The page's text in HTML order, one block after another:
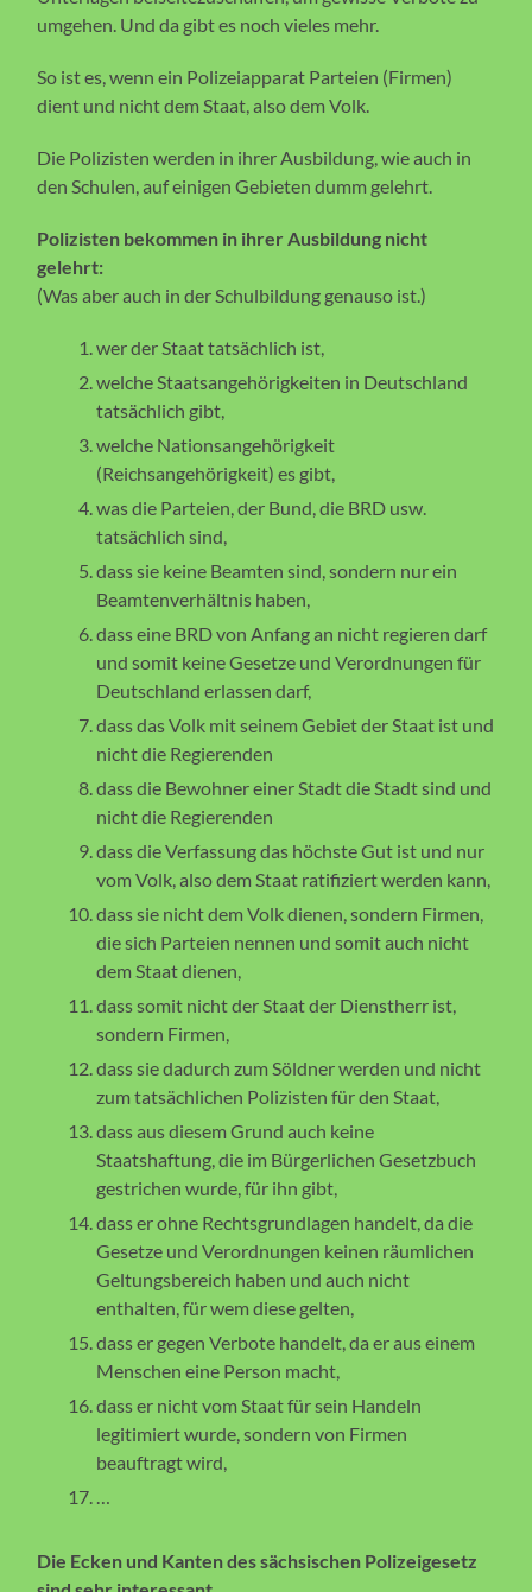
umgehen. Und da gibt es noch vieles mehr.
So ist es, wenn ein Polizeiapparat Parteien (Firmen)
dient und nicht dem Staat, also dem Volk.
Die Polizisten werden in ihrer Ausbildung, wie auch in
den Schulen, auf einigen Gebieten dumm gelehrt.
Polizisten bekommen in ihrer Ausbildung nicht
gelehrt:
(Was aber auch in der Schulbildung genauso ist.)
wer der Staat tatsächlich ist,
welche Staatsangehörigkeiten in Deutschland
tatsächlich gibt,
welche Nationsangehörigkeit
(Reichsangehörigkeit) es gibt,
was die Parteien, der Bund, die BRD usw.
tatsächlich sind,
dass sie keine Beamten sind, sondern nur ein
Beamtenverhältnis haben,
dass eine BRD von Anfang an nicht regieren darf
und somit keine Gesetze und Verordnungen für
Deutschland erlassen darf,
dass das Volk mit seinem Gebiet der Staat ist und
nicht die Regierenden
dass die Bewohner einer Stadt die Stadt sind und
nicht die Regierenden
dass die Verfassung das höchste Gut ist und nur
vom Volk, also dem Staat ratifiziert werden kann,
dass sie nicht dem Volk dienen, sondern Firmen,
die sich Parteien nennen und somit auch nicht
dem Staat dienen,
dass somit nicht der Staat der Dienstherr ist,
sondern Firmen,
dass sie dadurch zum Söldner werden und nicht
zum tatsächlichen Polizisten für den Staat,
dass aus diesem Grund auch keine
Staatshaftung, die im Bürgerlichen Gesetzbuch
gestrichen wurde, für ihn gibt,
dass er ohne Rechtsgrundlagen handelt, da die
Gesetze und Verordnungen keinen räumlichen
Geltungsbereich haben und auch nicht
enthalten, für wem diese gelten,
dass er gegen Verbote handelt, da er aus einem
Menschen eine Person macht,
dass er nicht vom Staat für sein Handeln
legitimiert wurde, sondern von Firmen
beauftragt wird,
…
Die Ecken und Kanten des sächsischen Polizeigesetz